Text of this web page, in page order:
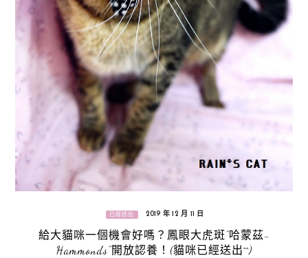
已經送出 2019 年 12 月 11 日
給大貓咪一個機會好嗎？鳳眼大虎斑“哈蒙茲-
Hammonds”開放認養！(貓咪已經送出^^)